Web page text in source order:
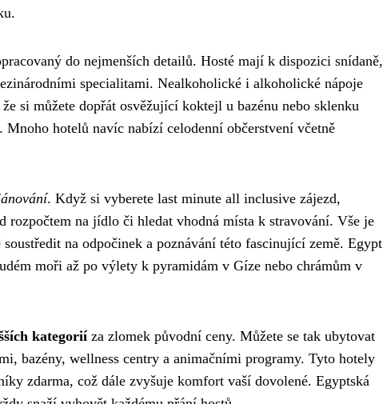
do nejmenších detailů. Hosté mají k dispozici snídaně,
specialitami. Nealkoholické i alkoholické nápoje
si můžete dopřát osvěžující koktejl u bazénu nebo sklenku
hotelů navíc nabízí celodenní občerstvení včetně
. Když si vyberete last minute all inclusive zájezd,
rozpočtem na jídlo či hledat vhodná místa k stravování. Vše je
na odpočinek a poznávání této fascinující země. Egypt
moři až po výlety k pyramidám v Gíze nebo chrámům v
kategoriíza zlomek původní ceny. Můžete se tak ubytovat
bazény, wellness centry a animačními programy. Tyto hotely
zdarma, což dále zvyšuje komfort vaší dovolené. Egyptská